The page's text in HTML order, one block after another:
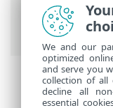
Prem>제거>
트 제거
We and our
optimized
and serve you
collection of all
decline all
essential